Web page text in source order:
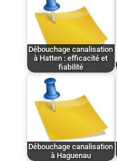
Débouchage canalisation
à Hatten : efficacité et
fiabilité
Débouchage canalisation
à Haguenau